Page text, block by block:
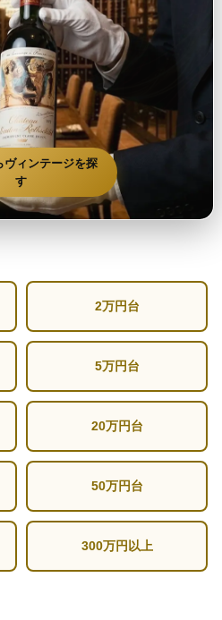
ヴィンテージを探
す
2万円台
5万円台
20万円台
50万円台
300万円以上